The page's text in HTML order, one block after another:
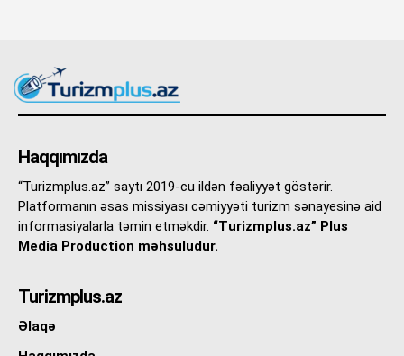
Haqqımızda
“Turizmplus.az” saytı 2019-cu ildən fəaliyyət göstərir.
Platformanın əsas missiyası cəmiyyəti turizm sənayesinə aid
informasiyalarla təmin etməkdir. “Turizmplus.az” Plus
Media Production məhsuludur.
Turizmplus.az
Əlaqə